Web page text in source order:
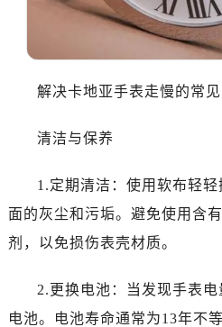
解决卡地亚手表走慢的常
清洁与保养
1.定期清洁：使用软布轻
面的灰尘和污垢。避免使用含
剂，以免损伤表壳材质。
2.更换电池：当发现手表
电池。电池寿命通常为13年不